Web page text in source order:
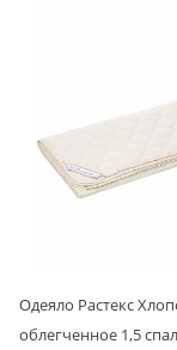
Одеяло Растекс
облегченное 1,5